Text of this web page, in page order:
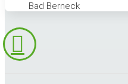
Bad Berneck